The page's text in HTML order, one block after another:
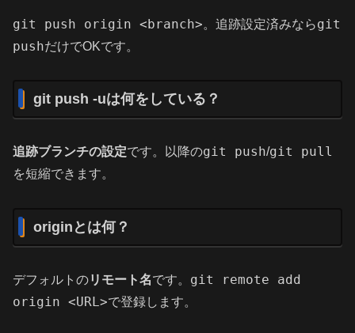
git push origin <branch>。追跡設定済みならgit
pushだけでOKです。
git push -uは何をしている？
追跡ブランチの設定です。以降のgit push/git pull
を短縮できます。
originとは何？
デフォルトのリモート名です。 git remote add
origin <URL>で登録します。